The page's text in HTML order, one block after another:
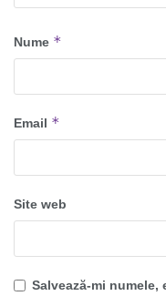
Nume *
Email *
Site web
Salvează-mi